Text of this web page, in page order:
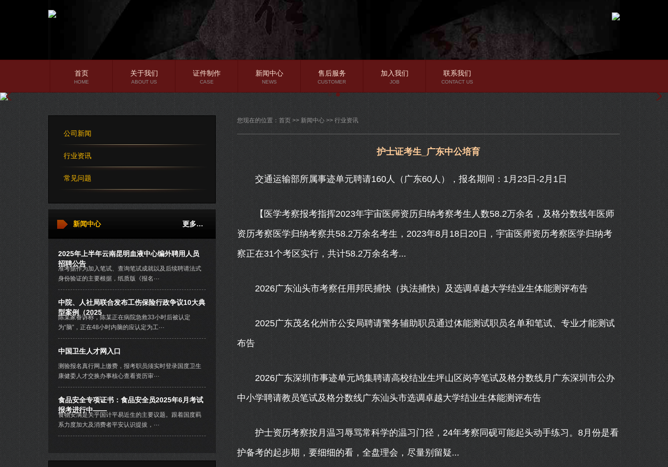
行业资讯
常见问题
首页
HOME
关于我们
ABOUT US
证件制作
CASE
新闻中心
NEWS
售后服务
CUSTOMER
加入我们
JOB
联系我们
CONTACT US
公司新闻
行业资讯
常见问题
更多…
新闻中心
2025年上半年云南昆明血液中心编外聘用人员
招聘公告
准考据作为加入笔试、查询笔试成就以及后续聘请法式
身份验证的主要根据，纸质版《报名···
中院、人社局联合发布工伤保险行政争议10大典
型案例（2025
陈某家眷诉称，陈某正在病院急救33小时后被认定
为“脑”，正在48小时内脑的应认定为工···
中国卫生人才网入口
测验报名真行网上缴费，报考职员须实时登录国度卫生
康健委人才交换办事核心查看资历审···
食品安全专项证书：食品安全员2025年6月考试
报考进行中——
食物安满是关乎国计平易近生的主要议题。跟着国度羁
系力度加大及消费者平安认识提拔，···
您现在的位置： 首页 >> 新闻中心 >> 行业资讯
护士证考生_广东中公培育
交通运输部所属事迹单元聘请160人（广东60人），报名期间：1月23日-2月1日
【医学考察报考指挥2023年宇宙医师资历归纳考察考生人数58.2万余名，及格分数线年医师
资历考察医学归纳考察共58.2万余名考生，2023年8月18日20日，宇宙医师资历考察医学归纳考
察正在31个考区实行，共计58.2万余名考...
2026广东汕头市考察任用邦民捕快（执法捕快）及选调卓越大学结业生体能测评布告
2025广东茂名化州市公安局聘请警务辅助职员通过体能测试职员名单和笔试、专业才能测试
布告
2026广东深圳市事迹单元鸠集聘请高校结业生坪山区岗亭笔试及格分数线月广东深圳市公办
中小学聘请教员笔试及格分数线广东汕头市选调卓越大学结业生体能测评布告
护士资历考察按月温习辱骂常科学的温习门径，24年考察同砚可能起头动手练习。8月份是看
护备考的起步期，要细细的看，全盘理会，尽量别留疑...